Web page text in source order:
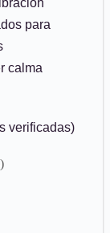
para
calma
verificadas)